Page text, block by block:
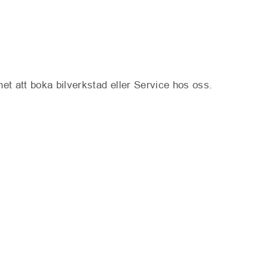
att boka bilverkstad eller Service hos oss.